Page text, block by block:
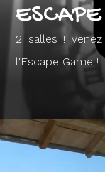
2 salles !
l'Escape Game !